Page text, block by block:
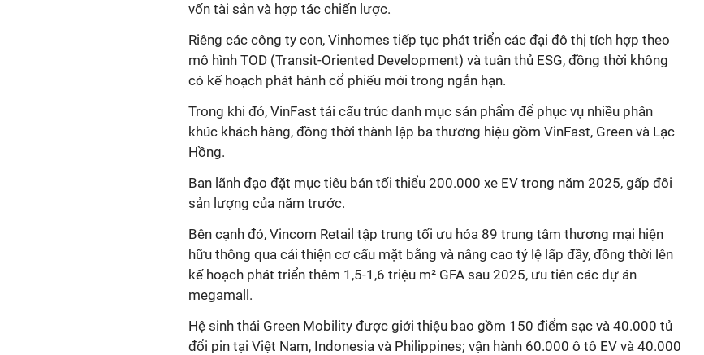
vốn tài sản và hợp tác chiến lược.
Riêng các công ty con, Vinhomes tiếp tục phát triển các đại đô thị tích hợp theo
mô hình TOD (Transit-Oriented Development) và tuân thủ ESG, đồng thời không
có kế hoạch phát hành cổ phiếu mới trong ngắn hạn.
Trong khi đó, VinFast tái cấu trúc danh mục sản phẩm để phục vụ nhiều phân
khúc khách hàng, đồng thời thành lập ba thương hiệu gồm VinFast, Green và Lạc
Hồng.
Ban lãnh đạo đặt mục tiêu bán tối thiểu 200.000 xe EV trong năm 2025, gấp đôi
sản lượng của năm trước.
Bên cạnh đó, Vincom Retail tập trung tối ưu hóa 89 trung tâm thương mại hiện
hữu thông qua cải thiện cơ cấu mặt bằng và nâng cao tỷ lệ lấp đầy, đồng thời lên
kế hoạch phát triển thêm 1,5-1,6 triệu m² GFA sau 2025, ưu tiên các dự án
megamall.
Hệ sinh thái Green Mobility được giới thiệu bao gồm 150 điểm sạc và 40.000 tủ
đổi pin tại Việt Nam, Indonesia và Philippines; vận hành 60.000 ô tô EV và 40.000